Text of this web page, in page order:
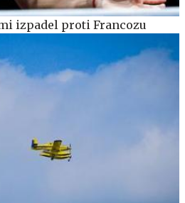
izpadel proti Francozu